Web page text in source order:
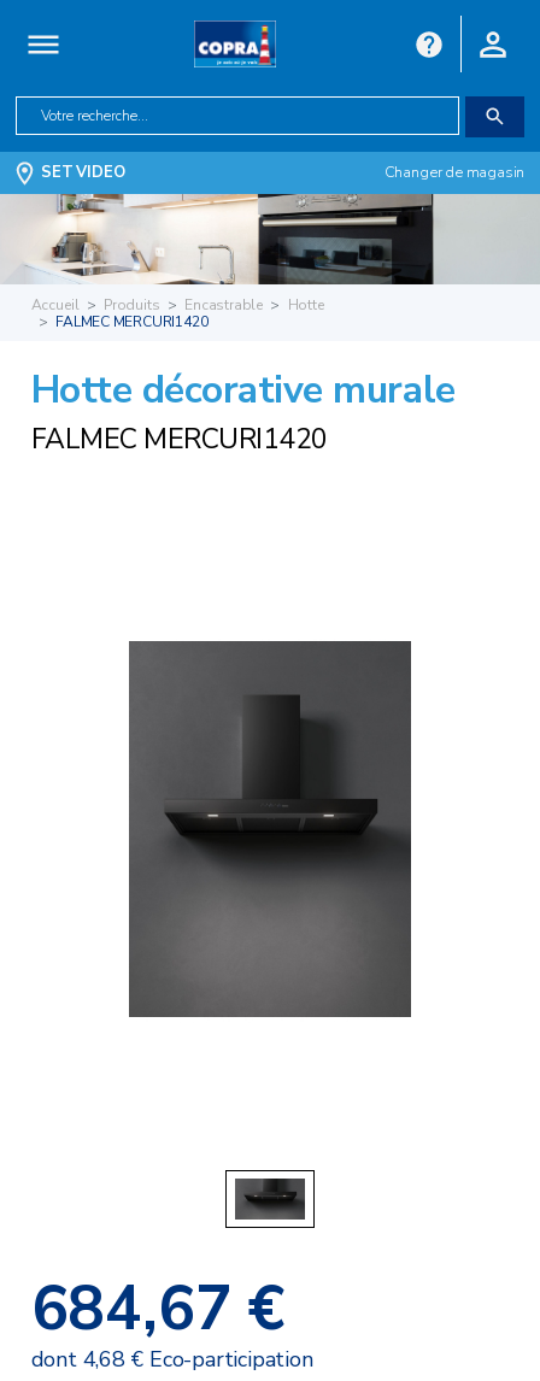
SET VIDEO Changer de magasin
Accueil Produits Encastrable
Hotte
FALMEC MERCURI1420
Hotte décorative murale
FALMEC MERCURI1420
684,67 €
dont 4,68 € Eco-participation